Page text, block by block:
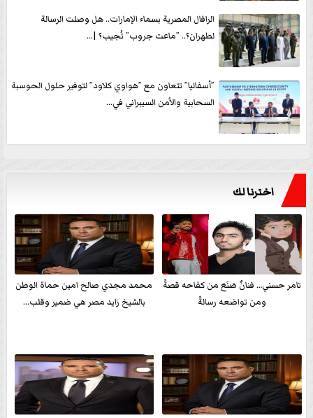
الرافال المصرية بسماء الإمارات.. هل وصلت الرسالة
لطهران؟.. ”ماعت جروب” تُجيب؟ |...
”أسفاليا” تتعاون مع ”هواوي كلاود” لتوفير حلول الحوسبة
السحابية والأمن السيبراني في...
اخترنا لك
تامر حسني… فنانٌ صَنَعَ من كفاحه قصةً
ومن تواضعه رسالةً
محمد مجدي صالح امين حماة الوطن
بالشيخ زايد مصر هي ضمير وقلب...